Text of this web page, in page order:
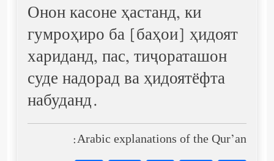
Онон касоне ҳастанд, ки
гумроҳиро ба [баҳои] ҳидоят
хариданд, пас, тиҷораташон
суде надорад ва ҳидоятёфта
набуданд.
Arabic explanations of the Qur’an: